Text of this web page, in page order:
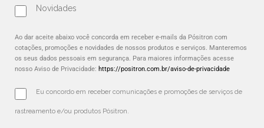
Novidades
Ao dar aceite abaixo você concorda em receber e-mails da Pósitron com
cotações, promoções e novidades de nossos produtos e serviços. Manteremos
os seus dados pessoais em segurança. Para maiores informações acesse
nosso Aviso de Privacidade: https://positron.com.br/aviso-de-privacidade
Eu concordo em receber comunicações e promoções de serviços de
rastreamento e/ou produtos Pósitron.